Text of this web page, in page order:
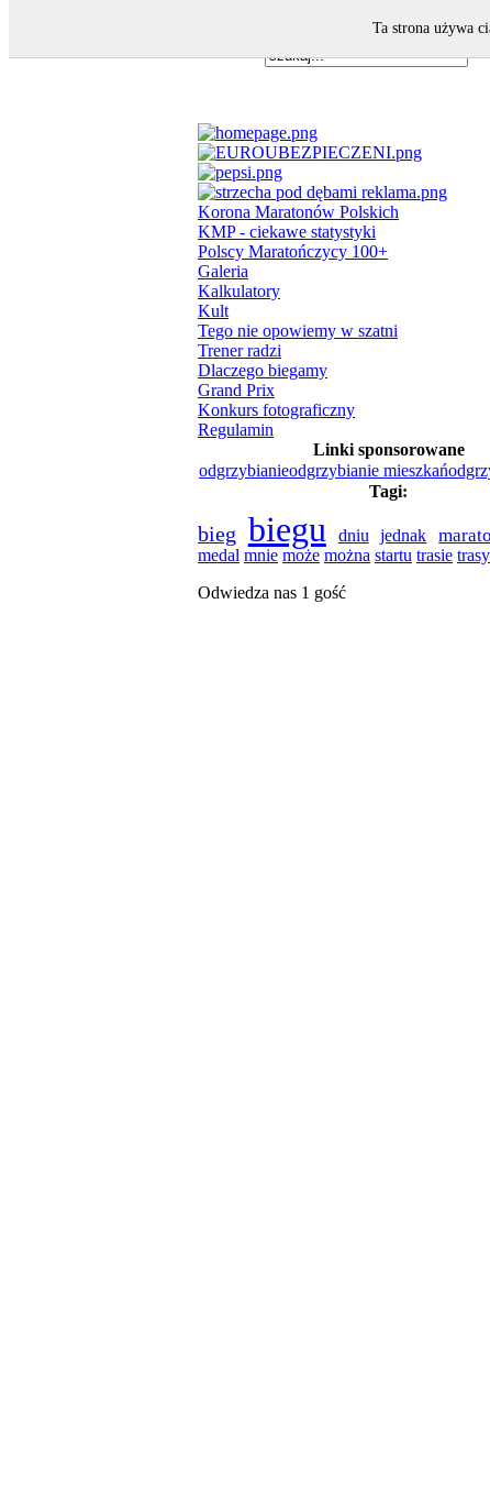
Korona Maratonów Polskich
KMP - ciekawe statystyki
Polscy Maratończycy 100+
Galeria
Kalkulatory
Kult
Tego nie opowiemy w szatni
Trener radzi
Dlaczego biegamy
Grand Prix
Konkurs fotograficzny
Regulamin
Linki sponsorowane
odgrzybianieodgrzybianie mieszkań
Tagi:
bieg biegu dniu jednak
medal mnie może można startu trasie trasy
Odwiedza nas 1 gość
Ta strona używa